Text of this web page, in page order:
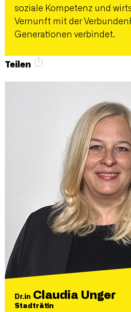
soziale Kompetenz und
Vernunft mit der
Generationen verbindet.
Teilen
Dr.in Claudia Unger
Stadträtin